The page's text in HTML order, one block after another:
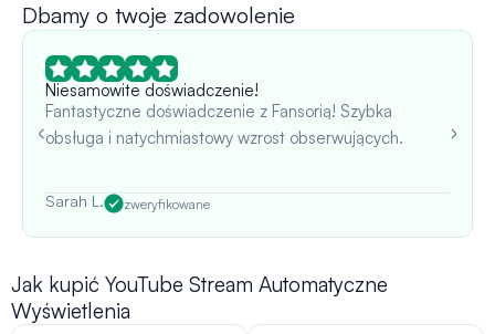
Dbamy o twoje zadowolenie
Niesamowite doświadczenie!
Fantastyczne doświadczenie z Fansorią! Szybka
obsługa i natychmiastowy wzrost obserwujących.
Sarah L. zweryfikowane
Jak kupić YouTube Stream Automatyczne
Wyświetlenia